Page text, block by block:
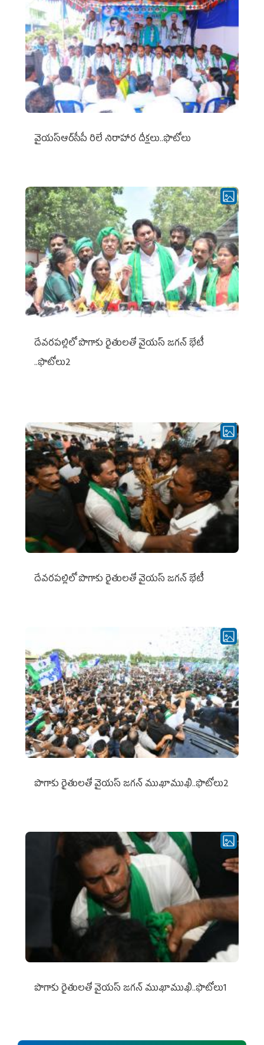
వైయ‌స్ఆర్‌సీపీ రిలే నిరాహార దీక్షలు..ఫొటోలు
దేవరపల్లిలో పొగాకు రైతులతో వైయస్ జగన్ భేటీ
..ఫొటోలు2
దేవరపల్లిలో పొగాకు రైతులతో వైయస్ జగన్ భేటీ
పొగాకు రైతుల‌తో వైయ‌స్ జ‌గ‌న్ ముఖాముఖి..ఫొటోలు2
పొగాకు రైతుల‌తో వైయ‌స్ జ‌గ‌న్ ముఖాముఖి..ఫొటోలు1